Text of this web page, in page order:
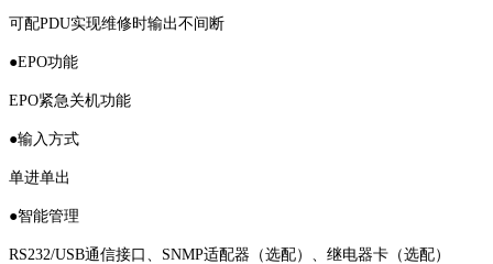
可配PDU实现维修时输出不间断
●EPO功能
EPO紧急关机功能
●输入方式
单进单出
●智能管理
RS232/USB通信接口、SNMP适配器（选配）、继电器卡（选配）